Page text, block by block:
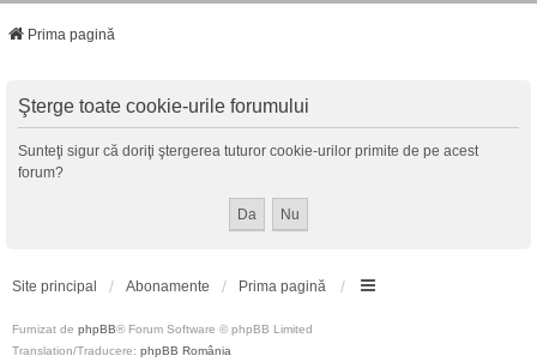
Prima pagină
Şterge toate cookie-urile forumului
Sunteţi sigur că doriţi ştergerea tuturor cookie-urilor primite de pe acest
forum?
Site principal Abonamente Prima pagină
Furnizat de phpBB® Forum Software © phpBB Limited
Translation/Traducere: phpBB România